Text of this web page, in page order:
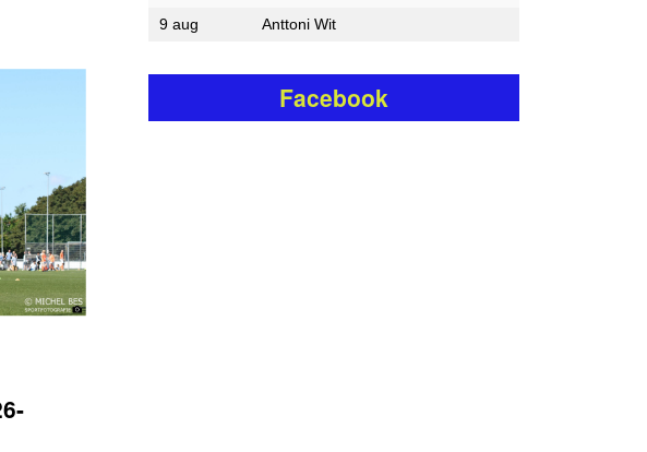
9 aug
Anttoni Wit
Facebook